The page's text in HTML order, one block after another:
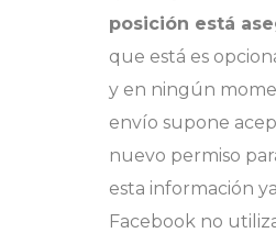
posición está
que está es
y en ningún
envío supone
nuevo permiso
esta información
Facebook no